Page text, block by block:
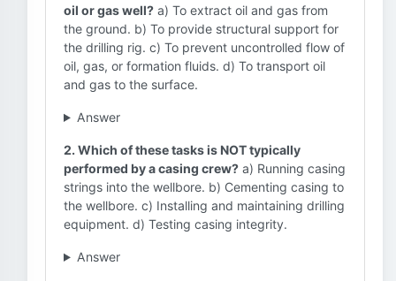
oil or gas well? a) To extract oil and gas from
the ground. b) To provide structural support for
the drilling rig. c) To prevent uncontrolled flow of
oil, gas, or formation fluids. d) To transport oil
and gas to the surface.
Answer
2. Which of these tasks is NOT typically
performed by a casing crew? a) Running casing
strings into the wellbore. b) Cementing casing to
the wellbore. c) Installing and maintaining drilling
equipment. d) Testing casing integrity.
Answer